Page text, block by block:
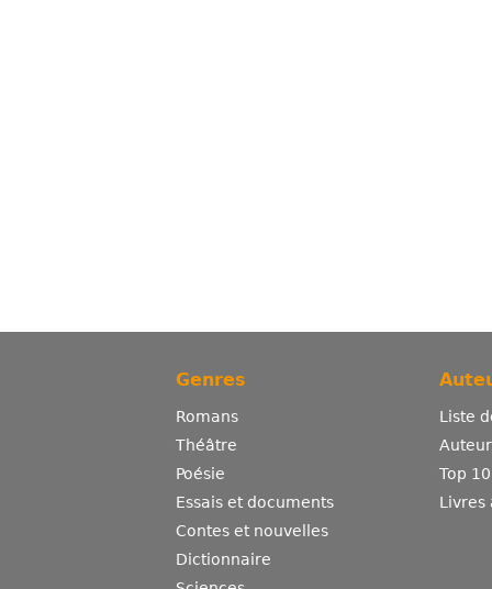
Genres
Romans
Théâtre
Poésie
Essais et documents
Contes et nouvelles
Dictionnaire
Liste
Top
Livres